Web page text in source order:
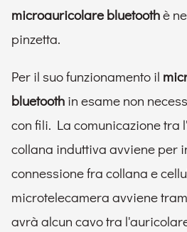
microauricolare bluetoothè
pinzetta.
Per il suo funzionamento il
bluetooth in esame non
con fili. La comunicazione tra
collana induttiva avviene per
connessione fra collana e
microtelecamera avviene
avrà alcun cavo tra